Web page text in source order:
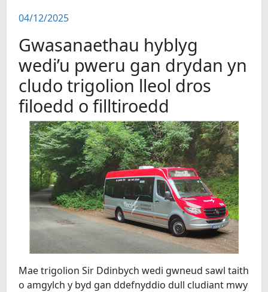
ERTHYGLAU
CIPOLWG
A WYDDOCH CHI?
04/12/2025
Gwasanaethau hyblyg
wedi’u pweru gan drydan yn
cludo trigolion lleol dros
filoedd o filltiroedd
Mae trigolion Sir Ddinbych wedi gwneud sawl taith
o amgylch y byd gan ddefnyddio dull cludiant mwy